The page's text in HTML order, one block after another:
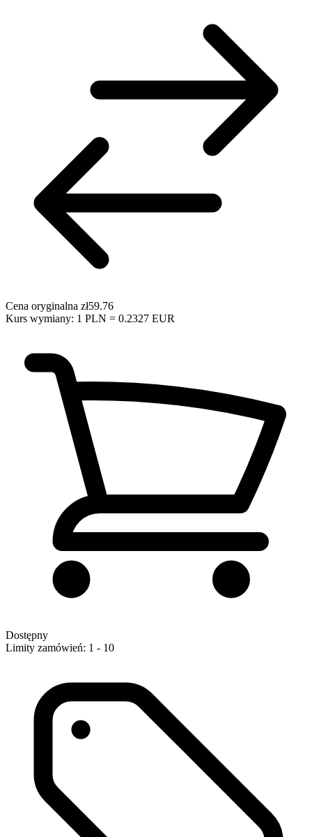
Cena oryginalna zł59.76
Kurs wymiany: 1 PLN = 0.2327 EUR
Dostępny
Limity zamówień: 1 - 10